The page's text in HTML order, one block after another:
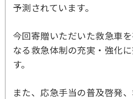
予測されています。
今回寄贈いただいた救急車
なる救急体制の充実・強化
す。
また、応急手当の普及啓発